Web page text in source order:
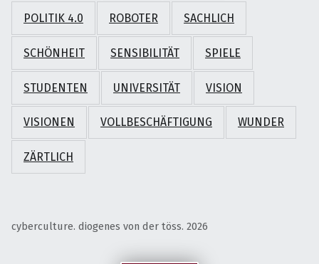
POLITIK 4.0 ROBOTER SACHLICH
SCHÖNHEIT SENSIBILITÄT SPIELE
STUDENTEN UNIVERSITÄT VISION
VISIONEN VOLLBESCHÄFTIGUNG WUNDER
ZÄRTLICH
cyberculture. diogenes von der töss. 2026